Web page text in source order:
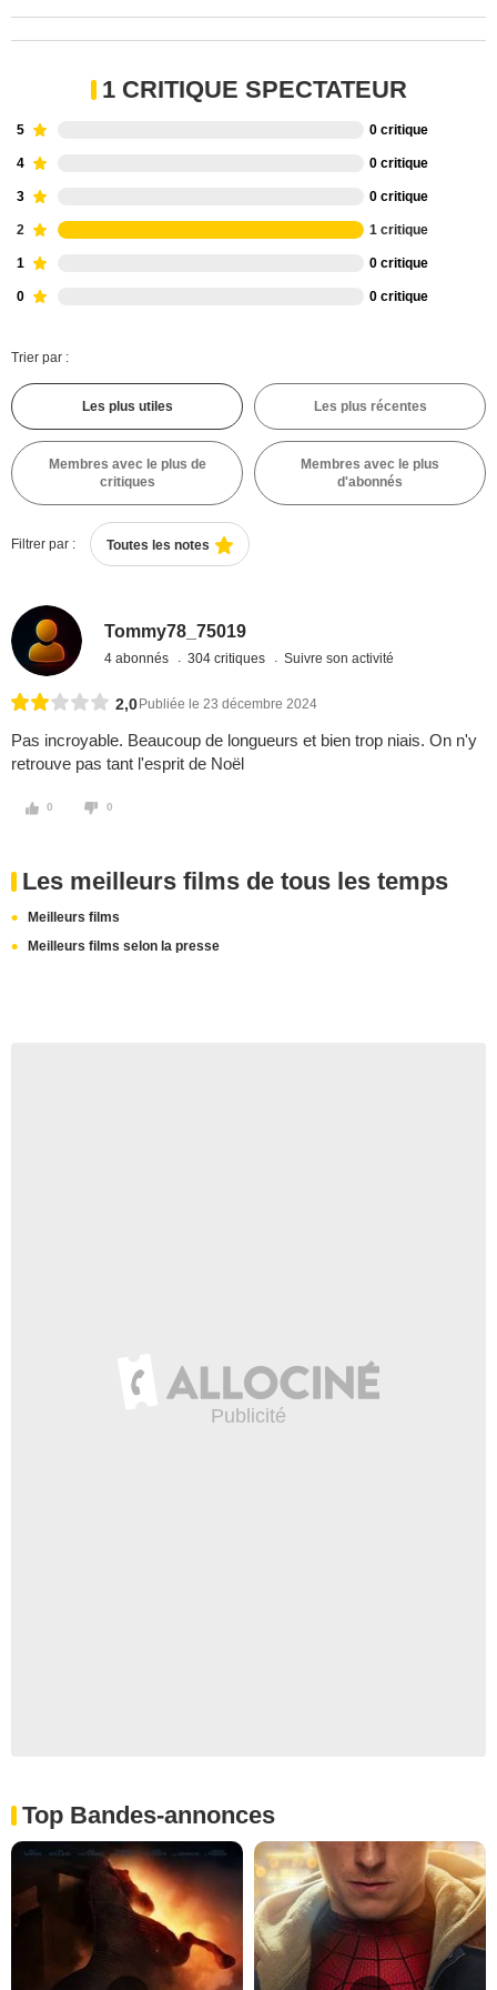
1 CRITIQUE SPECTATEUR
5 0 critique
4 0 critique
3 0 critique
2 1 critique
1 0 critique
0 0 critique
Trier par :
Les plus utiles Les plus récentes
Membres avec le plus de
critiques
Membres avec le plus
d'abonnés
Filtrer par : Toutes les notes
Tommy78_75019
4 abonnés 304 critiques Suivre son activité
2,0 Publiée le 23 décembre 2024
Pas incroyable. Beaucoup de longueurs et bien trop niais. On n'y
retrouve pas tant l'esprit de Noël
0 0
Les meilleurs films de tous les temps
Meilleurs films
Meilleurs films selon la presse
Top Bandes-annonces